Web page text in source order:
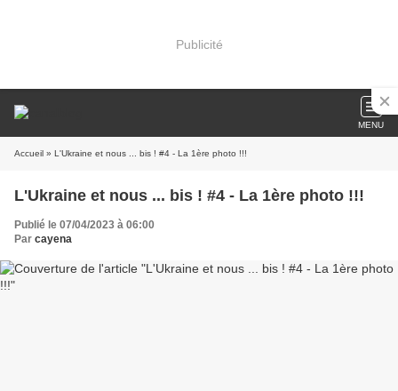
Publicité
MENU
Accueil » L'Ukraine et nous ... bis ! #4 - La 1ère photo !!!
L'Ukraine et nous ... bis ! #4 - La 1ère photo !!!
Publié le 07/04/2023 à 06:00
Par cayena